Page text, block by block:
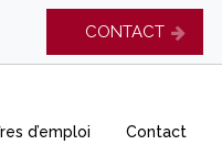
CONTACT
d’emploi Contact